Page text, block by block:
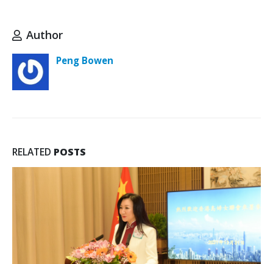
Author
Peng Bowen
RELATED POSTS